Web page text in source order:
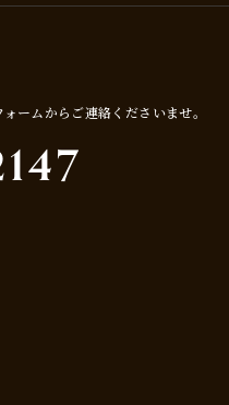
ームからご連絡くださいませ。